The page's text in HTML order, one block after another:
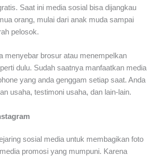
Saat ini media sosial bisa dijangkau
orang, mulai dari anak muda sampai
pelosok.
menyebar brosur atau menempelkan
dulu. Sudah saatnya manfaatkan media
yang anda genggam setiap saat. Anda
usaha, testimoni usaha, dan lain-lain.
sosial media untuk membagikan foto
promosi yang mumpuni. Karena